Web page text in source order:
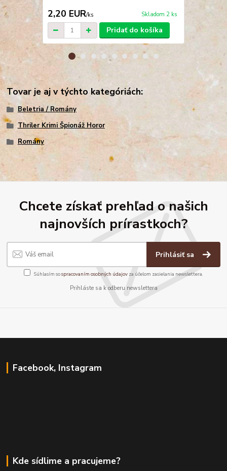
2,20 EUR/ks Skladom 2 ks
Pridať do košíka
5,00
Tovar je aj v týchto kategóriách:
Beletria / Romány
Thriler Krimi Špionáž Horor
Romány
Chcete získať prehľad o našich
najnovších prírastkoch?
Prihlásiť sa
Súhlasím sospracovaním osobných údajov za účelom zasielania newslettera.
Prihláste sa k odberu newslettera
Facebook, Instagram
Kde sídlime a pracujeme?